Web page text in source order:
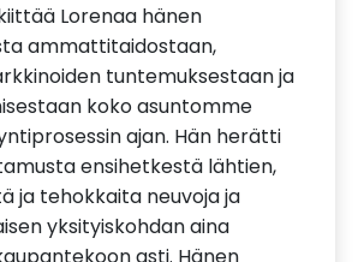
Lorenaa hänen
ammattitaidostaan,
tuntemuksestaan ja
koko asuntomme
ajan. Hän herätti
ensihetkestä lähtien,
ja tehokkaita neuvoja ja
yksityiskohdan aina
asti. Hänen